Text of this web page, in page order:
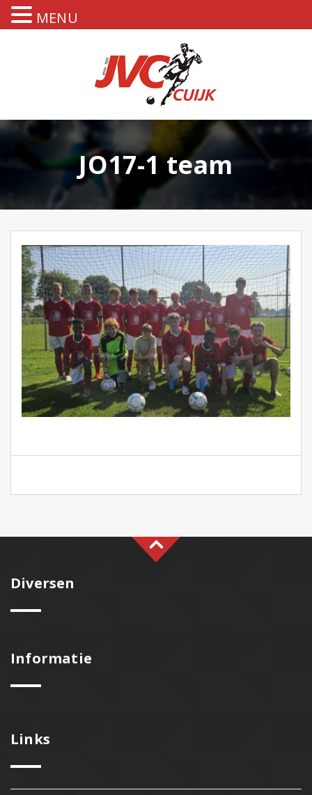
JO17-1 team
Diversen
Informatie
Links
MENU